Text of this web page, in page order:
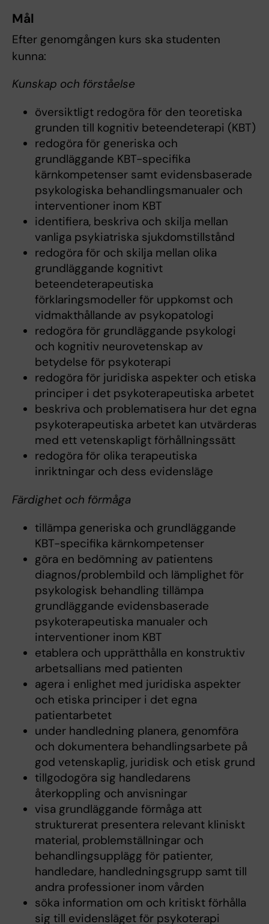
Mål
Efter genomgången kurs ska studenten
kunna:
Kunskap och förståelse
översiktligt redogöra för den teoretiska
grunden till kognitiv beteendeterapi (KBT)
redogöra för generiska och
grundläggande KBT-specifika
kärnkompetenser samt evidensbaserade
psykologiska behandlingsmanualer och
interventioner inom KBT
identifiera, beskriva och skilja mellan
vanliga psykiatriska sjukdomstillstånd
redogöra för och skilja mellan olika
grundläggande kognitivt
beteendeterapeutiska
förklaringsmodeller för uppkomst och
vidmakthållande av psykopatologi
redogöra för grundläggande psykologi
och kognitiv neurovetenskap av
betydelse för psykoterapi
redogöra för juridiska aspekter och etiska
principer i det psykoterapeutiska arbetet
beskriva och problematisera hur det egna
psykoterapeutiska arbetet kan utvärderas
med ett vetenskapligt förhållningssätt
redogöra för olika terapeutiska
inriktningar och dess evidensläge
Färdighet och förmåga
tillämpa generiska och grundläggande
KBT-specifika kärnkompetenser
göra en bedömning av patientens
diagnos/problembild och lämplighet för
psykologisk behandling tillämpa
grundläggande evidensbaserade
psykoterapeutiska manualer och
interventioner inom KBT
etablera och upprätthålla en konstruktiv
arbetsallians med patienten
agera i enlighet med juridiska aspekter
och etiska principer i det egna
patientarbetet
under handledning planera, genomföra
och dokumentera behandlingsarbete på
god vetenskaplig, juridisk och etisk grund
tillgodogöra sig handledarens
återkoppling och anvisningar
visa grundläggande förmåga att
strukturerat presentera relevant kliniskt
material, problemställningar och
behandlingsupplägg för patienter,
handledare, handledningsgrupp samt till
andra professioner inom vården
söka information om och kritiskt förhålla
sig till evidensläget för psykoterapi